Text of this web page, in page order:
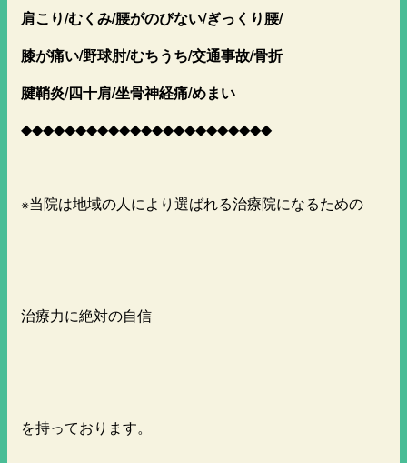
肩こり/むくみ/腰がのびない/ぎっくり腰/
膝が痛い/野球肘/むちうち/交通事故/骨折
腱鞘炎/四十肩/坐骨神経痛/めまい
◆◆◆◆◆◆◆◆◆◆◆◆◆◆◆◆◆◆◆◆◆◆◆
※当院は地域の人により選ばれる治療院になるための
治療力に絶対の自信
を持っております。